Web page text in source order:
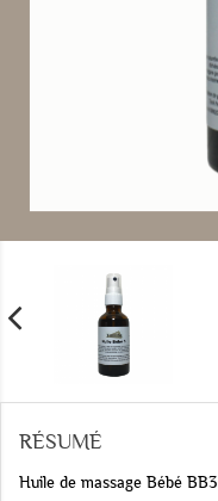
RÉSUMÉ
Huile de massage Bébé BB3